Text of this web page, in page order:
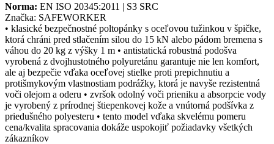
Norma: EN ISO 20345:2011 | S3 SRC
Značka: SAFEWORKER
• klasické bezpečnostné poltopánky s oceľovou tužinkou v špičke,
ktorá chráni pred stlačením silou do 15 kN alebo pádom bremena s
váhou do 20 kg z výšky 1 m • antistatická robustná podošva
vyrobená z dvojhustotného polyuretánu garantuje nie len komfort,
ale aj bezpečie vďaka oceľovej stielke proti prepichnutiu a
protišmykovým vlastnostiam podrážky, ktorá je navyše rezistentná
voči olejom a oderu • zvršok odolný voči prieniku a absorpcie vody
je vyrobený z prírodnej štiepenkovej kože a vnútorná podšívka z
priedušného polyesteru • tento model vďaka skvelému pomeru
cena/kvalita spracovania dokáže uspokojiť požiadavky všetkých
zákazníkov